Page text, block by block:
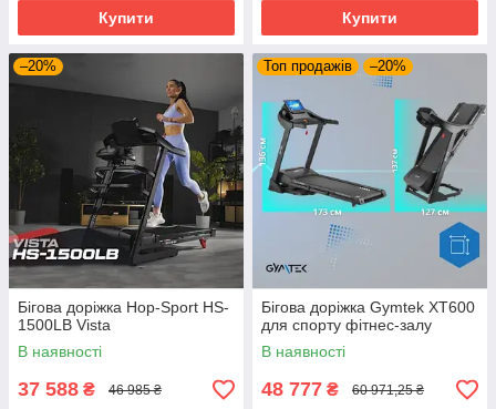
Купити Купити
–20%
Бігова доріжка Hop-Sport HS-
1500LB Vista
В наявності
37 588 ₴ 46 985 ₴
Топ продажів –20%
Бігова доріжка Gymtek XT600
для спорту фітнес-залу
В наявності
48 777 ₴ 60 971,25 ₴